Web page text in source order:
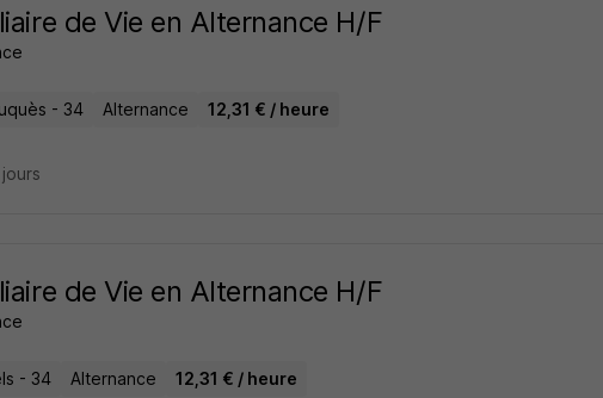
de Vie en Alternance H/F
- 34 Alternance 12,31 € / heure
de Vie en Alternance H/F
- 34 Alternance 12,31 € / heure